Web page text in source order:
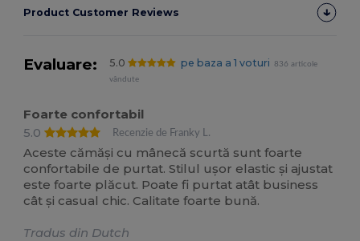
Product Customer Reviews
Evaluare: 5.0 pe baza a 1 voturi
836 articole
vândute
Foarte confortabil
5.0
Recenzie de Franky L.
Aceste cămăși cu mânecă scurtă sunt foarte
confortabile de purtat. Stilul ușor elastic și ajustat
este foarte plăcut. Poate fi purtat atât business
cât și casual chic. Calitate foarte bună.
Tradus din Dutch